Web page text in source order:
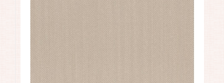
Материал покрытия:Текстильное
Страна:
Германия
Материал основы:
Флизелин
Раппорт:<>